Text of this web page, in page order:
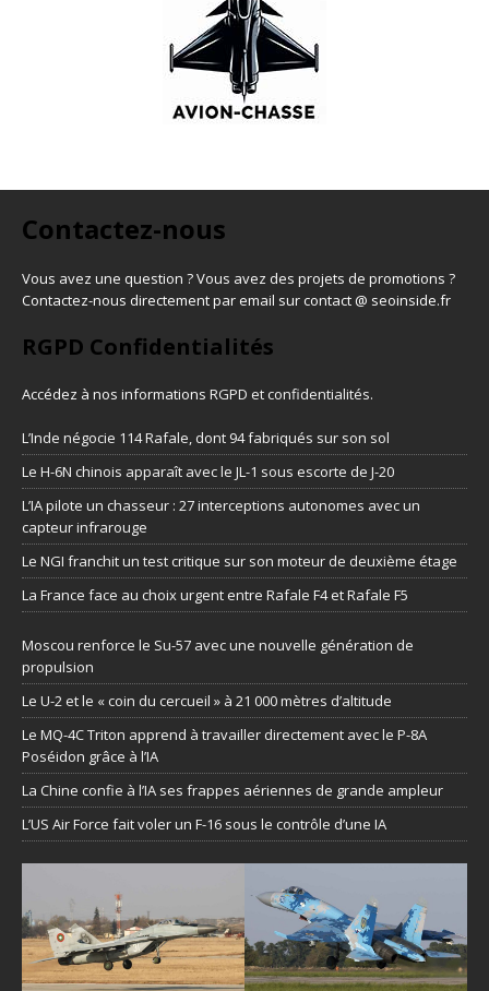
Contactez-nous
Vous avez une question ? Vous avez des projets de promotions ?
Contactez-nous directement par email sur contact @ seoinside.fr
RGPD Confidentialités
Accédez à nos informations RGPD et confidentialités.
L’Inde négocie 114 Rafale, dont 94 fabriqués sur son sol
Le H-6N chinois apparaît avec le JL-1 sous escorte de J-20
L’IA pilote un chasseur : 27 interceptions autonomes avec un
capteur infrarouge
Le NGI franchit un test critique sur son moteur de deuxième étage
La France face au choix urgent entre Rafale F4 et Rafale F5
Moscou renforce le Su-57 avec une nouvelle génération de
propulsion
Le U-2 et le « coin du cercueil » à 21 000 mètres d’altitude
Le MQ-4C Triton apprend à travailler directement avec le P-8A
Poséidon grâce à l’IA
La Chine confie à l’IA ses frappes aériennes de grande ampleur
L’US Air Force fait voler un F-16 sous le contrôle d’une IA